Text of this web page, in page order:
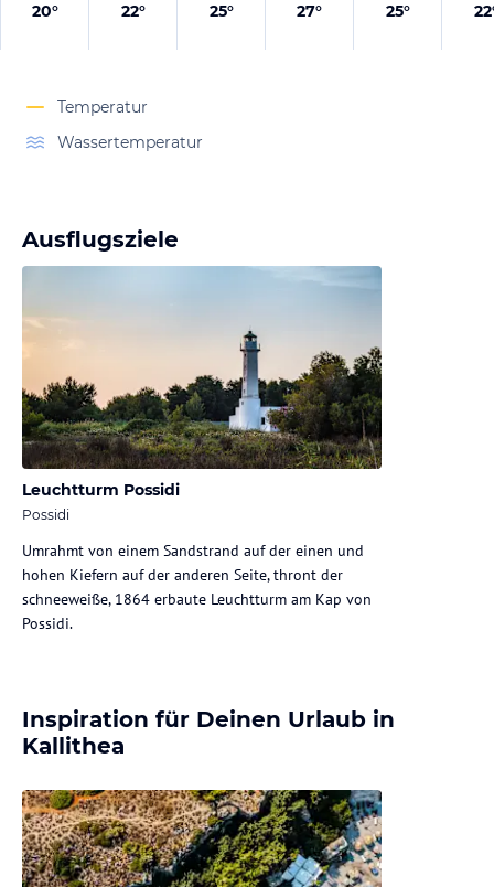
20° 22° 25° 27° 25° 22
Temperatur
Wassertemperatur
Ausflugsziele
Leuchtturm Possidi
Possidi
Umrahmt von einem Sandstrand auf der einen und
hohen Kiefern auf der anderen Seite, thront der
schneeweiße, 1864 erbaute Leuchtturm am Kap von
Possidi.
Inspiration für Deinen Urlaub in
Kallithea